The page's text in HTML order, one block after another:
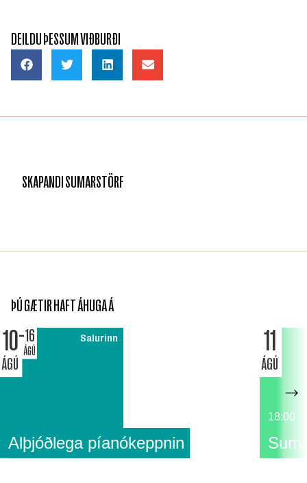
DEILDU ÞESSUM VIÐBURÐI
SKAPANDI SUMARSTÖRF
ÞÚ GÆTIR HAFT ÁHUGA Á
10
ÁGÚ
16
ÁGÚ
Salurinn
Alþjóðlega píanókeppnin
11
ÁGÚ
18:00